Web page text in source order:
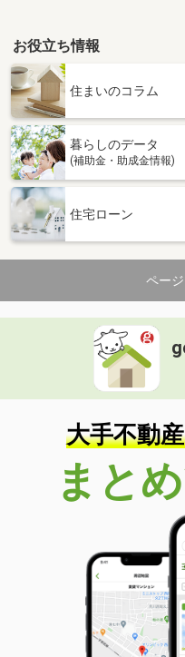
お役立ち情報
住まいのコラム
暮らしのデータ
(補助金・助成金情報)
住宅ローン
ペー
大手不動
まと